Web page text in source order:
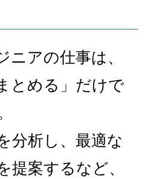
ニアの仕事は、
とめる」だけで
分析し、最適な
提案するなど、